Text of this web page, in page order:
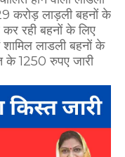
करोड़ लाड़ली बहनों के
रही बहनों के लिए
लाडली बहनों के
के 1250 रुपए जारी